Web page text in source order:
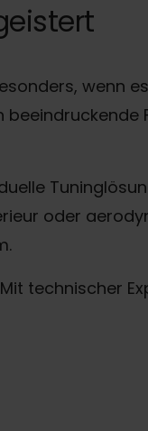
wenn
oder
technischer